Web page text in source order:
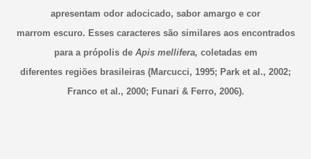
apresentam odor adocicado, sabor amargo e cor
marrom escuro. Esses caracteres são similares aos encontrados
para a própolis de Apis mellifera, coletadas em
diferentes regiões brasileiras (Marcucci, 1995; Park et al., 2002;
Franco et al., 2000; Funari & Ferro, 2006).